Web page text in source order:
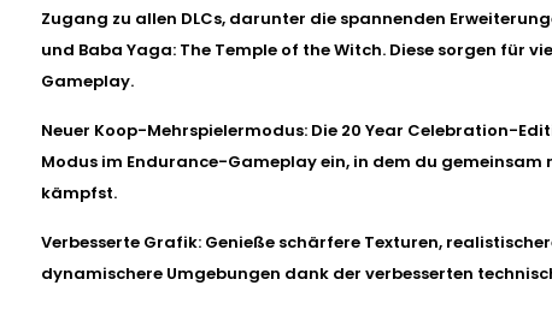
Zugang zu allen DLCs, darunter die spannenden
und Baba Yaga: The Temple of the Witch. Diese sorgen für
Gameplay.
Neuer Koop-Mehrspielermodus: Die 20 Year Celebration-
Modus im Endurance-Gameplay ein, in dem du gemeinsam
kämpfst.
Verbesserte Grafik: Genieße schärfere Texturen,
dynamischere Umgebungen dank der verbesserten